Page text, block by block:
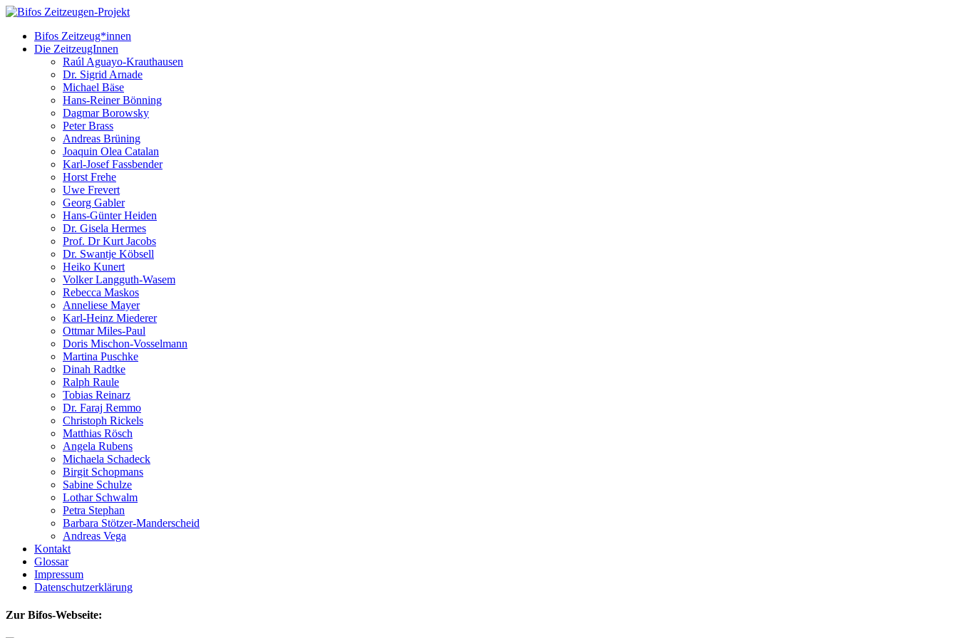
Bifos Zeitzeug*innen
Die ZeitzeugInnen
Raúl Aguayo-Krauthausen
Dr. Sigrid Arnade
Michael Bäse
Hans-Reiner Bönning
Dagmar Borowsky
Peter Brass
Andreas Brüning
Joaquin Olea Catalan
Karl-Josef Fassbender
Horst Frehe
Uwe Frevert
Georg Gabler
Hans-Günter Heiden
Dr. Gisela Hermes
Prof. Dr Kurt Jacobs
Dr. Swantje Köbsell
Heiko Kunert
Volker Langguth-Wasem
Rebecca Maskos
Anneliese Mayer
Karl-Heinz Miederer
Ottmar Miles-Paul
Doris Mischon-Vosselmann
Martina Puschke
Dinah Radtke
Ralph Raule
Tobias Reinarz
Dr. Faraj Remmo
Christoph Rickels
Matthias Rösch
Angela Rubens
Michaela Schadeck
Birgit Schopmans
Sabine Schulze
Lothar Schwalm
Petra Stephan
Barbara Stötzer-Manderscheid
Andreas Vega
Kontakt
Glossar
Impressum
Datenschutzerklärung
Zur Bifos-Webseite: